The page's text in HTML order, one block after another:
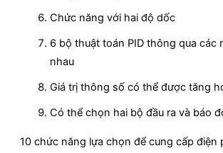
Chức năng với hai độ dốc
6 bộ thuật toán PID thông qua các
nhau
Giá trị thông số có thể được tăng
Có thể chọn hai bộ đầu ra và báo
10 chức năng lựa chọn để cung cấp điện